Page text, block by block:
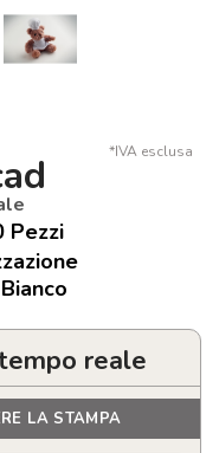
*IVA esclusa
Pezzi
reale
LA STAMPA